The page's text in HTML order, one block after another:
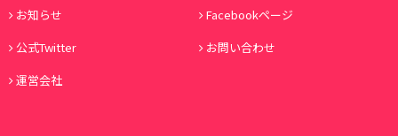
お知らせ
Facebookページ
公式Twitter
お問い合わせ
運営会社